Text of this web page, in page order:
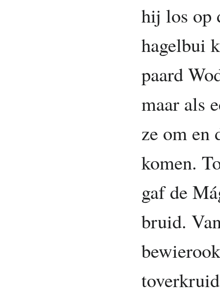
hij los op
hagelbui
paard
maar als
ze om en
komen.
gaf de
bruid.